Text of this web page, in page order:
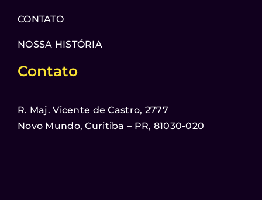
CONTATO
NOSSA HISTÓRIA
Contato
R. Maj. Vicente de Castro, 2777
Novo Mundo, Curitiba – PR, 81030-020